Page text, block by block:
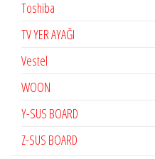
Toshiba
TV YER AYAĞI
Vestel
WOON
Y-SUS BOARD
Z-SUS BOARD